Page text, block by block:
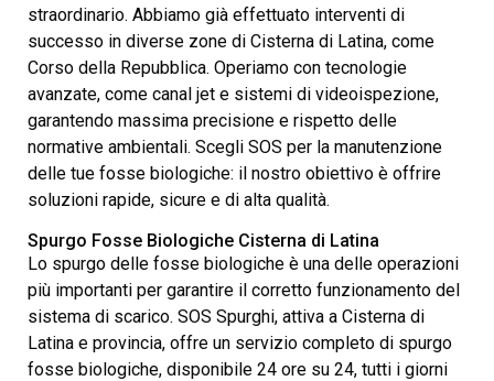
straordinario. Abbiamo già effettuato interventi di
successo in diverse zone di Cisterna di Latina, come
Corso della Repubblica. Operiamo con tecnologie
avanzate, come canal jet e sistemi di videoispezione,
garantendo massima precisione e rispetto delle
normative ambientali. Scegli SOS per la manutenzione
delle tue fosse biologiche: il nostro obiettivo è offrire
soluzioni rapide, sicure e di alta qualità.
Spurgo Fosse Biologiche Cisterna di Latina
Lo spurgo delle fosse biologiche è una delle operazioni
più importanti per garantire il corretto funzionamento del
sistema di scarico. SOS Spurghi, attiva a Cisterna di
Latina e provincia, offre un servizio completo di spurgo
fosse biologiche, disponibile 24 ore su 24, tutti i giorni